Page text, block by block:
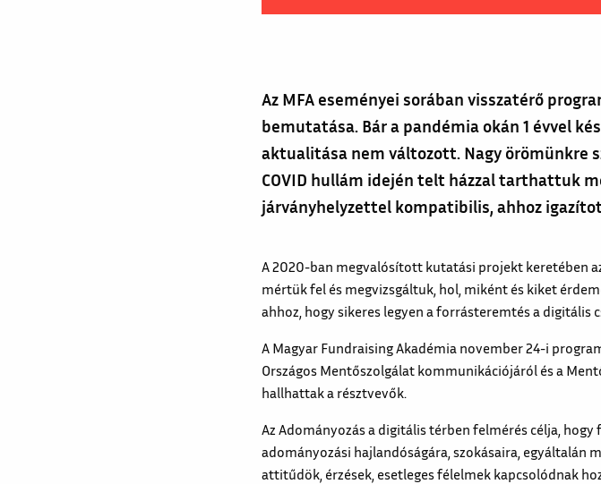
Az MFA eseményei sorában visszatérő
bemutatása. Bár a pandémia okán 1 évvel
aktualitása nem változott. Nagy örömünkre
COVID hullám idején telt házzal tarthattuk
járványhelyzettel kompatibilis, ahhoz
A 2020-ban megvalósított kutatási projekt keretében
mértük fel és megvizsgáltuk, hol, miként és kiket
ahhoz, hogy sikeres legyen a forrásteremtés a digitális
A Magyar Fundraising Akadémia november 24-i
Országos Mentőszolgálat kommunikációjáról és a
hallhattak a résztvevők.
Az Adományozás a digitális térben felmérés célja,
adományozási hajlandóságára, szokásaira, egyáltalán
attitűdök, érzések, esetleges félelmek kapcsolódnak